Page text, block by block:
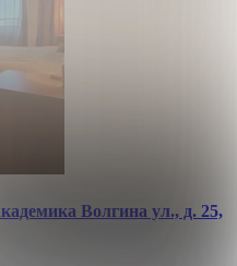
Волгина ул., д. 25,